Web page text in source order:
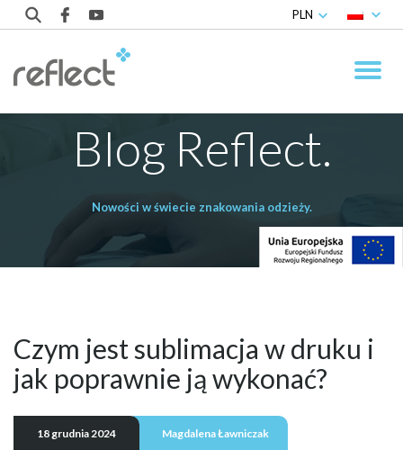
PLN
Blog Reflect.
Nowości w świecie znakowania odzieży.
Czym jest sublimacja w druku i
jak poprawnie ją wykonać?
18 grudnia 2024 Magdalena Ławniczak